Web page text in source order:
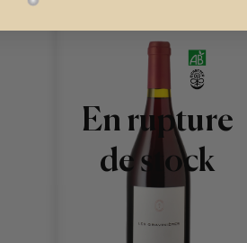
En rupture
de stock